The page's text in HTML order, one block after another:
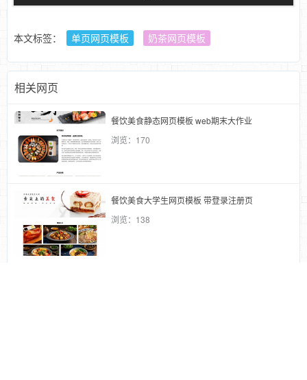
本文标签： 单页网页模板 奶茶网页模板
相关网页
餐饮美食静态网页模板 web期末大作业
浏览：170
餐饮美食大学生网页模板 带登录注册页
浏览：138